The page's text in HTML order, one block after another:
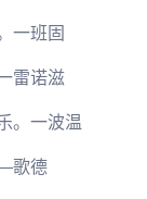
一班固
雷诺滋
。一波温
歌德